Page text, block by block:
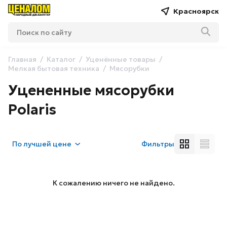
Красноярск
Главная Каталог
Уценённые товары
Мелкая бытовая техника
Мясорубки
Уцененные мясорубки
Polaris
Получшей цене Фильтры
К сожалению ничего не найдено.